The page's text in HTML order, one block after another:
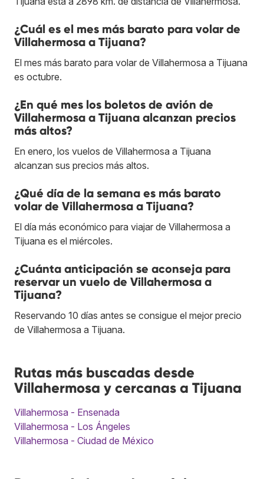
¿Cuál es el mes más barato para volar de
Villahermosa a Tijuana?
El mes más barato para volar de Villahermosa a Tijuana
es octubre.
¿En qué mes los boletos de avión de
Villahermosa a Tijuana alcanzan precios
más altos?
En enero, los vuelos de Villahermosa a Tijuana
alcanzan sus precios más altos.
¿Qué día de la semana es más barato
volar de Villahermosa a Tijuana?
El día más económico para viajar de Villahermosa a
Tijuana es el miércoles.
¿Cuánta anticipación se aconseja para
reservar un vuelo de Villahermosa a
Tijuana?
Reservando 10 días antes se consigue el mejor precio
de Villahermosa a Tijuana.
Rutas más buscadas desde
Villahermosa y cercanas a Tijuana
Villahermosa - Ensenada
Villahermosa - Los Ángeles
Villahermosa - Ciudad de México